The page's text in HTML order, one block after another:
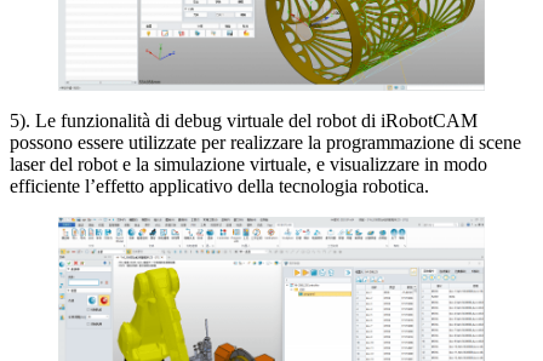
5). Le funzionalità di debug virtuale del robot di iRobotCAM
possono essere utilizzate per realizzare la programmazione di scene
laser del robot e la simulazione virtuale, e visualizzare in modo
efficiente l’effetto applicativo della tecnologia robotica.